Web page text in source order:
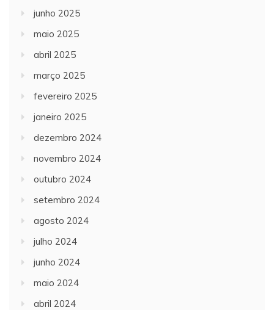
junho 2025
maio 2025
abril 2025
março 2025
fevereiro 2025
janeiro 2025
dezembro 2024
novembro 2024
outubro 2024
setembro 2024
agosto 2024
julho 2024
junho 2024
maio 2024
abril 2024